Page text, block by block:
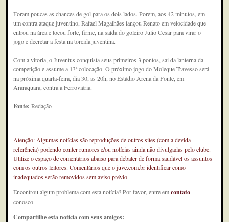
Foram poucas as chances de gol para os dois lados. Porem, aos 42 minutos, em
um contra ataque juventino, Rafael Magalhães lançou Renato em velocidade que
entrou na área e tocou forte, firme, na saída do goleiro Julio Cesar para virar o
jogo e decretar a festa na torcida juventina.
Com a vitoria, o Juventus conquista seus primeiros 3 pontos, sai da lanterna da
competição e assume a 13ª colocação. O próximo jogo do Moleque Travesso será
na próxima quarta-feira, dia 30, as 20h, no Estádio Arena da Fonte, em
Araraquara, contra a Ferroviária.
Fonte:Redação
Atenção: Algumas notícias são reproduções de outros sites (com a devida
referência) podendo conter rumores e/ou notícias ainda não divulgadas pelo clube.
Utilize o espaço de comentários abaixo para debater de forma saudável os assuntos
com os outros leitores. Comentários que o juve.com.br identificar como
inadequados serão removidos sem aviso prévio.
Encontrou algum problema com esta notícia? Por favor, entre emcontato
conosco.
Compartilhe esta notícia com seus amigos: